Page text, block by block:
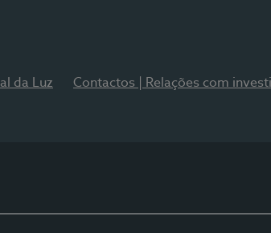
da Luz Contactos | Relações com